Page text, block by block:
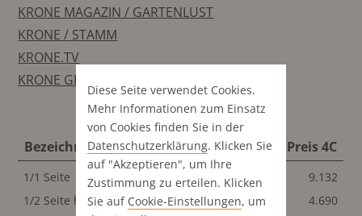
KRONE MAGAZIN / GARTENLUST
KRONE / STAMM
KRONE.TV
KRONE GESUND
Bezeichnung Format Preis S/W Preis 4C
1/1 Seite 196x270 mm 9.132
9.132
1/2 Seite hoch
96x270 mm 4.690
4.690
Diese Seite verwendet Cookies.
Mehr Informationen zum Einsatz
von Cookies finden Sie in der
Datenschutz­erklärung. Klicken Sie
auf "Akzeptieren", um Ihre
Zustimmung zu erteilen. Klicken
Sie auf Cookie-Einstellungen, um